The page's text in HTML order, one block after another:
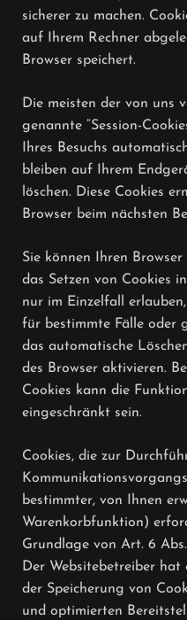
sicherer zu machen.
auf Ihrem Rechner
Browser speichert.
Die meisten der von uns
genannte “Session-
Ihres Besuchs
bleiben auf Ihrem
löschen. Diese Cookies
Browser beim nächsten
Sie können Ihren
das Setzen von Cookies
nur im Einzelfall
für bestimmte Fälle oder
das automatische
des Browser aktivieren.
Cookies kann die
eingeschränkt sein.
Cookies, die zur
bestimmter, von Ihnen
Warenkorbfunktion)
Grundlage von Art. 6
Der Websitebetreiber
der Speicherung von
und optimierten